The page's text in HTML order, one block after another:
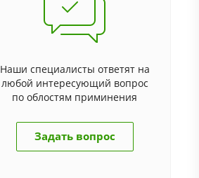
Наши специалисты ответят на
любой интересующий вопрос
по облостям приминения
Задать вопрос